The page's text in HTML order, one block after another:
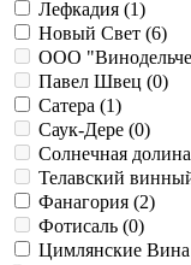
Лефкадия (1)
Новый Свет (6)
ООО
Павел Швец (0)
Сатера (1)
Саук-Дере (0)
Солнечная
Телавский
Фанагория (2)
Фотисаль (0)
Цимлянские